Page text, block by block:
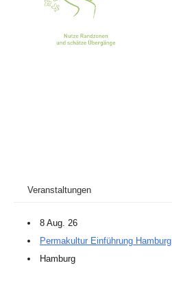
Veranstaltungen
8 Aug. 26
Permakultur Einführung Hamburg
Hamburg